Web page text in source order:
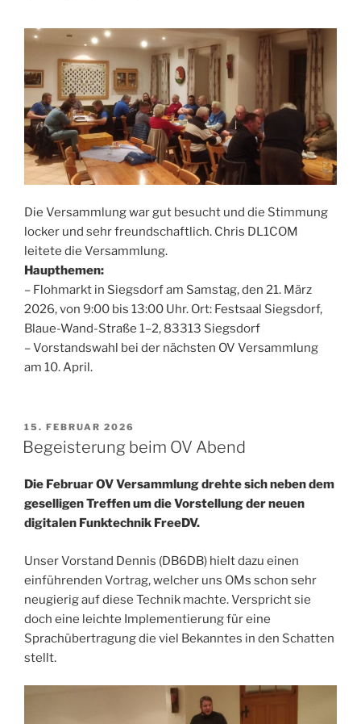
Die Versammlung war gut besucht und die Stimmung
locker und sehr freundschaftlich. Chris DL1COM
leitete die Versammlung.
Haupthemen:
– Flohmarkt in Siegsdorf am Samstag, den 21. März
2026, von 9:00 bis 13:00 Uhr. Ort: Festsaal Siegsdorf,
Blaue-Wand-Straße 1–2, 83313 Siegsdorf
– Vorstandswahl bei der nächsten OV Versammlung
am 10. April.
VERÖFFENTLICHT
AM
15. FEBRUAR 2026
Begeisterung beim OV Abend
Die Februar OV Versammlung drehte sich neben dem
geselligen Treffen um die Vorstellung der neuen
digitalen Funktechnik FreeDV.
Unser Vorstand Dennis (DB6DB) hielt dazu einen
einführenden Vortrag, welcher uns OMs schon sehr
neugierig auf diese Technik machte. Verspricht sie
doch eine leichte Implementierung für eine
Sprachübertragung die viel Bekanntes in den Schatten
stellt.